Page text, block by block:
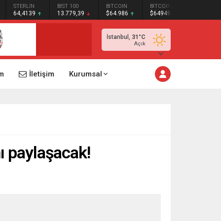
STERLİN
64,4139
BIST 100
13.779,39
BITCOIN
$64.986
BITCOIN
$64949
İstanbul, 31 °C
Açık
İletişim Kurumsal
paylaşacak!